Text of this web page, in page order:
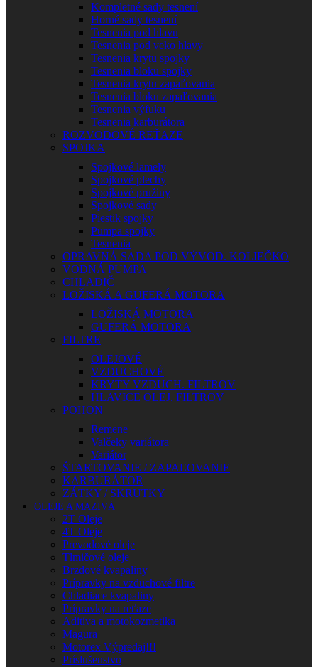
Kompletné sady tesnení
Horné sady tesnení
Tesnenia pod hlavu
Tesnenia pod veko hlavy
Tesnenia krytu spojky
Tesnenia bloku spojky
Tesnenia krytu zapaľovania
Tesnenia bloku zapaľovania
Tesnenia výfuku
Tesnenia karburátora
ROZVODOVÉ REŤAZE
SPOJKA
Spojkové lamely
Spojkové plechy
Spojkové pružiny
Spojkové sady
Piestik spojky
Pumpa spojky
Tesnenia
OPRAVNÁ SADA POD VÝVOD. KOLIEČKO
VODNÁ PUMPA
CHLADIČ
LOŽISKÁ A GUFERÁ MOTORA
LOŽISKÁ MOTORA
GUFERÁ MOTORA
FILTRE
OLEJOVÉ
VZDUCHOVÉ
KRYTY VZDUCH. FILTROV
HLAVICE OLEJ. FILTROV
POHON
Remene
Valčeky variátora
Variátor
ŠTARTOVANIE / ZAPAĽOVANIE
KARBURÁTOR
ZÁTKY / SKRUTKY
OLEJE A MAZIVÁ
2T Oleje
4T Oleje
Prevodové oleje
Tlmičové oleje
Brzdové kvapaliny
Prípravky na vzduchové filtre
Chladiace kvapaliny
Prípravky na reťaze
Aditíva a motokozmetika
Magura
Motorex Výpredaj!!!
Príslušenstvo